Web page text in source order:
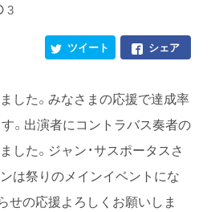
3
シェア
ツイート
した。みなさまの応援で達成率
。出演者にコントラバス奏者の
した。ジャン・サスポータスさ
は祭りのメインイベントにな
せの応援よろしくお願いしま